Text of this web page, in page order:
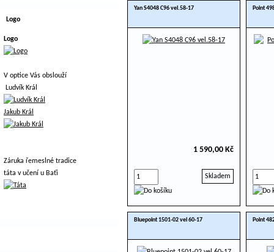
Yan S4048 C96 vel.58-17
1 590,00 Kč
Skladem
Point
Bluepoint 1501-02 vel 60-17 Point
Logo
Logo
V optice Vás obslouží
Ludvík Král
Jakub Král
Záruka řemeslné tradice
táta v učení u Baťi